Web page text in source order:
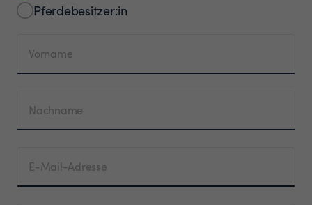
Pferdebesitzer:in
Vorname
Nachname
E-Mail-Adresse